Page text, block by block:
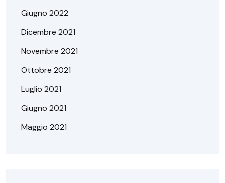
Giugno 2022
Dicembre 2021
Novembre 2021
Ottobre 2021
Luglio 2021
Giugno 2021
Maggio 2021